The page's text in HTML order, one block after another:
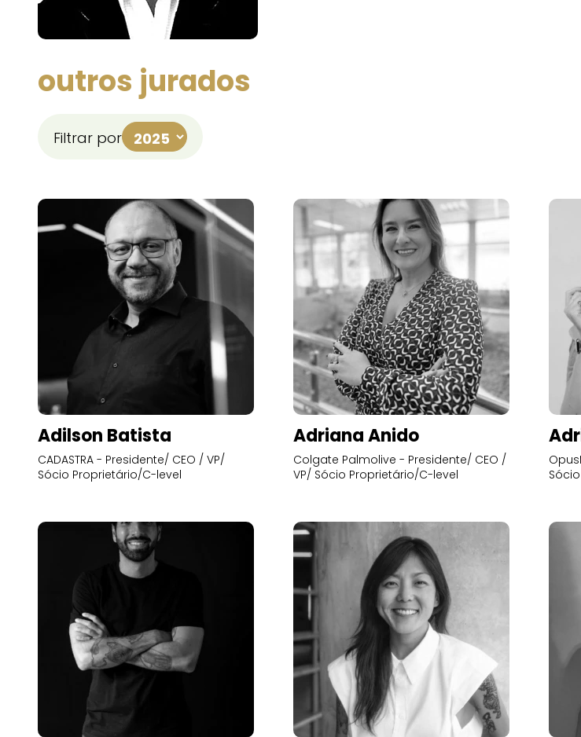
outros jurados
Filtrar por
Adilson Batista
CADASTRA - Presidente/ CEO / VP/
Sócio Proprietário/C-level
Adriana Anido
Colgate Palmolive - Presidente/ CEO /
VP/ Sócio Proprietário/C-level